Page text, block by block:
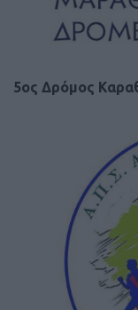
5ος Δρόμος